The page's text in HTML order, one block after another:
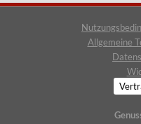
Allgemeine